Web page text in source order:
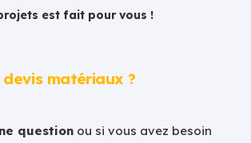
est fait pour vous !
devis matériaux ?
question ou si vous avez besoin